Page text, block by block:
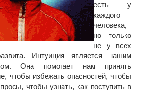
есть у
каждого
человека,
но только
не у всех
Интуиция является нашим
Она помогает нам принять
чтобы избежать опасностей, чтобы
чтобы узнать, как поступить в